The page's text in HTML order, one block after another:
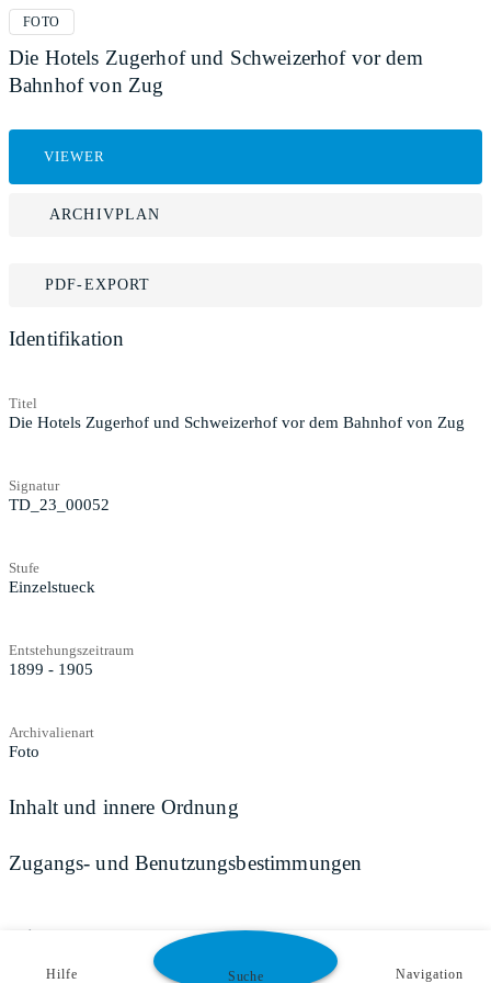
FOTO
Die Hotels Zugerhof und Schweizerhof vor dem
Bahnhof von Zug
VIEWER
ARCHIVPLAN
PDF-EXPORT
Identifikation
Titel
Die Hotels Zugerhof und Schweizerhof vor dem Bahnhof von Zug
Signatur
TD_23_00052
Stufe
Einzelstueck
Entstehungszeitraum
1899 - 1905
Archivalienart
Foto
Inhalt und innere Ordnung
Zugangs- und Benutzungsbestimmungen
Teilen
Hilfe Suche Navigation